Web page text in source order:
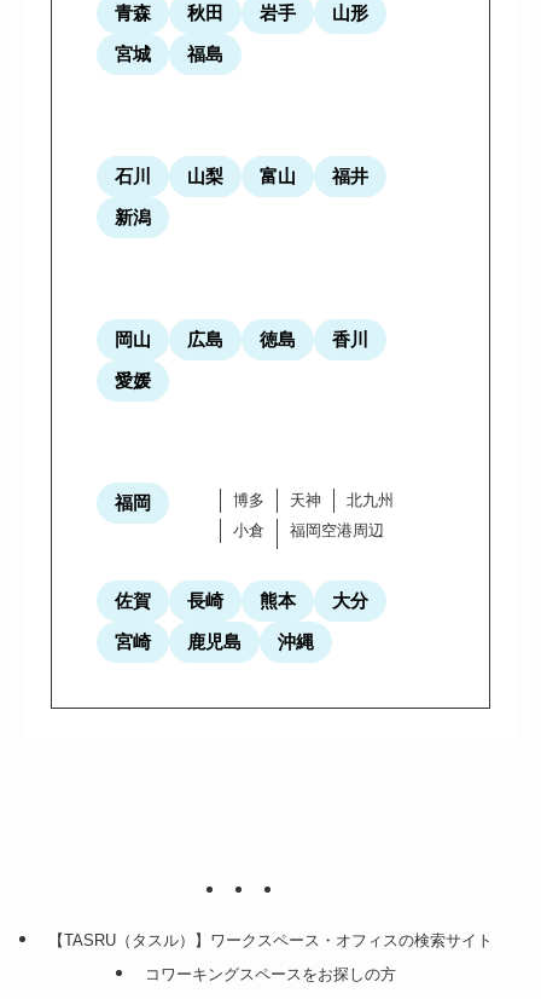
青森 秋田 岩手
山形
宮城
福島
石川 山梨 富山
福井
新潟
岡山 広島 徳島
香川
愛媛
福岡 博多 天神
北九州
小倉
福岡空港周辺
佐賀 長崎 熊本
大分
宮崎
鹿児島 沖縄
【TASRU（タスル）】ワークスペース・オフィスの検索サイト
コワーキングスペースをお探しの方